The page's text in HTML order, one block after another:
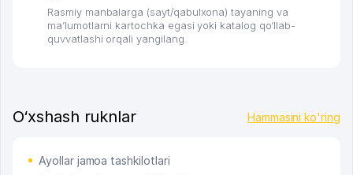
Rasmiy manbalarga (sayt/qabulxona) tayaning va
ma’lumotlarni kartochka egasi yoki katalog qo‘llab-
quvvatlashi orqali yangilang.
O‘xshash ruknlar Hammasini ko'ring
Ayollar jamoa tashkilotlari